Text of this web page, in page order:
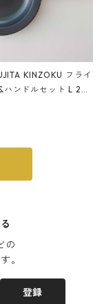
KINZOKU フライ
ハンドルセット L 24c
対応 鉄フライパン
の
。
登録